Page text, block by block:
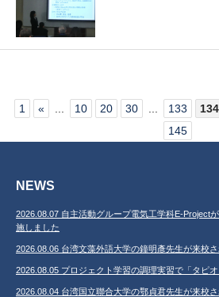
1 « 10 20 30 133 134
145
NEWS
2026.08.07 自主活動グループ電気工学科E-Project
施しました
2026.08.06 台湾文藻外語大学の鐘明彥先生が来校
2026.08.05 プロジェクト学習の調理実習で「タピ
2026.08.04 台湾国立聯合大学の鄂貞君先生が来校